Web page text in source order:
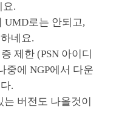
요.
UMD로는 안되고,
네요.
제한 (PSN 아이디
중에 NGP에서 다운
.
버전도 나올것이